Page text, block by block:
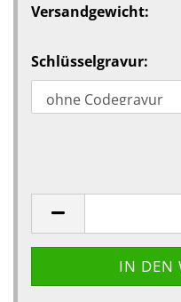
Versandgewicht:
Schlüsselgravur: